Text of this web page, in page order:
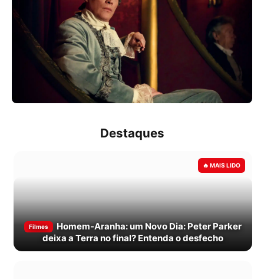
Destaques
Filmes
Homem-Aranha: um Novo Dia: Peter Parker
deixa a Terra no final? Entenda o desfecho